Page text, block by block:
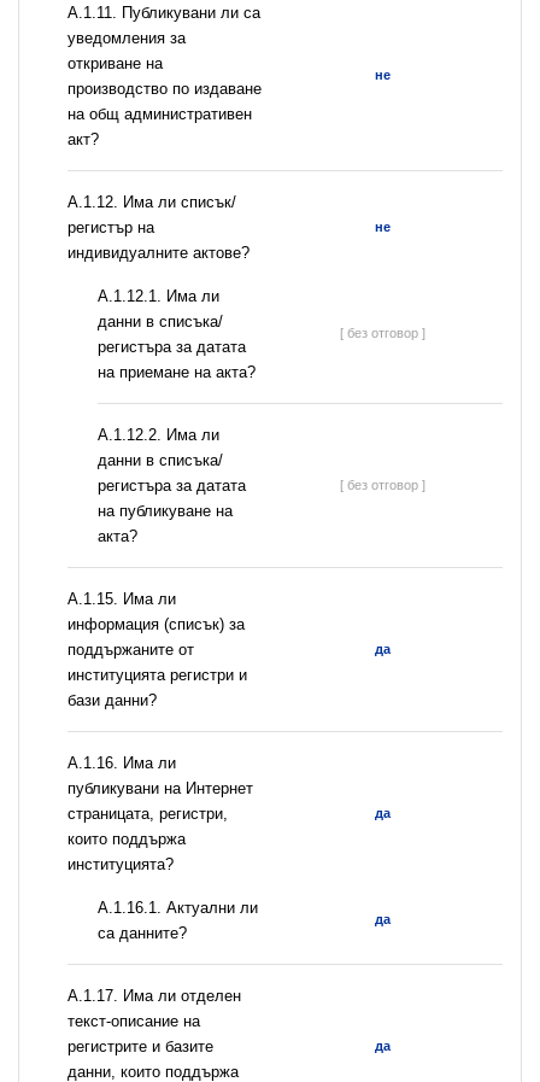
А.1.11. Публикувани ли са
уведомления за
откриване на
производство по издаване
на общ административен
акт?
не
А.1.12. Има ли списък/
регистър на
индивидуалните актове?
не
A.1.12.1. Има ли
данни в списъка/
регистъра за датата
на приемане на акта?
[ без отговор ]
A.1.12.2. Има ли
данни в списъка/
регистъра за датата
на публикуване на
акта?
[ без отговор ]
А.1.15. Има ли
информация (списък) за
поддържаните от
институцията регистри и
бази данни?
да
А.1.16. Има ли
публикувани на Интернет
страницата, регистри,
които поддържа
институцията?
да
A.1.16.1. Актуални ли
са данните?
да
А.1.17. Има ли отделен
текст-описание на
регистрите и базите
данни, които поддържа
да